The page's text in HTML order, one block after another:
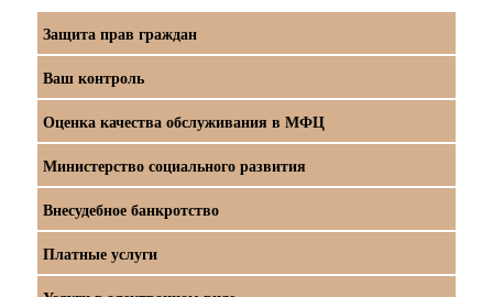
Защита прав граждан
Ваш контроль
Оценка качества обслуживания в МФЦ
Министерство социального развития
Внесудебное банкротство
Платные услуги